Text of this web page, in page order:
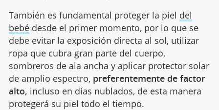
También es fundamental proteger la piel del
bebédesde el primer momento, por lo que se
debe evitar la exposición directa al sol, utilizar
ropa que cubra gran parte del cuerpo,
sombreros de ala ancha y aplicar protector solar
de amplio espectro, preferentemente de factor
alto, incluso en días nublados, de esta manera
protegerá su piel todo el tiempo.